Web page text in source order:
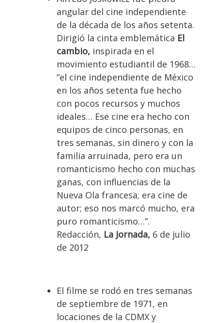
angular del cine independiente
de la década de los años setenta.
Dirigió la cinta emblemática El
cambio, inspirada en el
movimiento estudiantil de 1968…
“el cine independiente de México
en los años setenta fue hecho
con pocos recursos y muchos
ideales… Ese cine era hecho con
equipos de cinco personas, en
tres semanas, sin dinero y con la
familia arruinada, pero era un
romanticismo hecho con muchas
ganas, con influencias de la
Nueva Ola francesa; era cine de
autor; eso nos marcó mucho, era
puro romanticismo…”.
Redacción, La Jornada, 6 de julio
de 2012
El filme se rodó en tres semanas
de septiembre de 1971, en
locaciones de la CDMX y